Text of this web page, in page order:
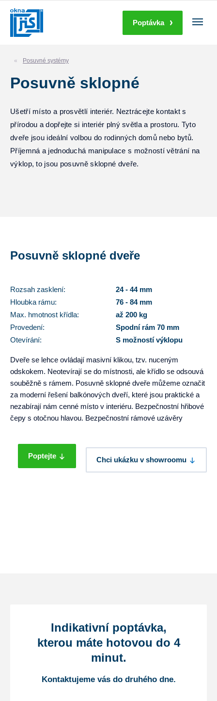
Poptávka
Posuvné systémy
Posuvně sklopné
Ušetří místo a prosvětlí interiér. Neztrácejte kontakt s
přírodou a dopřejte si interiér plný světla a prostoru. Tyto
dveře jsou ideální volbou do rodinných domů nebo bytů.
Příjemná a jednoduchá manipulace s možností větrání na
výklop, to jsou posuvně sklopné dveře.
Posuvně sklopné dveře
Rozsah zasklení:
Hloubka rámu:
Max. hmotnost křídla:
Provedení:
Otevírání:
24 - 44 mm
76 - 84 mm
až 200 kg
Spodní rám 70 mm
S možností výklopu
Dveře se lehce ovládají masivní klikou, tzv. nuceným
odskokem. Neotevírají se do místnosti, ale křídlo se odsouvá
souběžně s rámem. Posuvně sklopné dveře můžeme označit
za moderní řešení balkónových dveří, které jsou praktické a
nezabírají nám cenné místo v interiéru. Bezpečnostní hřibové
čepy s otočnou hlavou. Bezpečnostní rámové uzávěry
Poptejte Chci ukázku v showroomu
Indikativní poptávka,
kterou máte hotovou do 4
minut.
Kontaktujeme vás do druhého dne.